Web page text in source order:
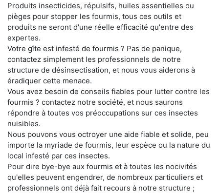
Produits insecticides, répulsifs, huiles essentielles ou
pièges pour stopper les fourmis, tous ces outils et
produits ne seront d'une réelle efficacité qu'entre des
expertes.
Votre gîte est infesté de fourmis ? Pas de panique,
contactez simplement les professionnels de notre
structure de désinsectisation, et nous vous aiderons à
éradiquer cette menace.
Vous avez besoin de conseils fiables pour lutter contre les
fourmis ? contactez notre société, et nous saurons
répondre à toutes vos préoccupations sur ces insectes
nuisibles.
Nous pouvons vous octroyer une aide fiable et solide, peu
importe la myriade de fourmis, leur espèce ou la nature du
local infesté par ces insectes.
Pour dire bye-bye aux fourmis et à toutes les nocivités
qu'elles peuvent engendrer, de nombreux particuliers et
professionnels ont déjà fait recours à notre structure ;